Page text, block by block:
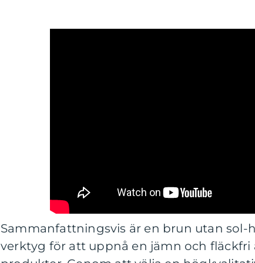
Sammanfattningsvis är en brun utan sol-
verktyg för att uppnå en jämn och